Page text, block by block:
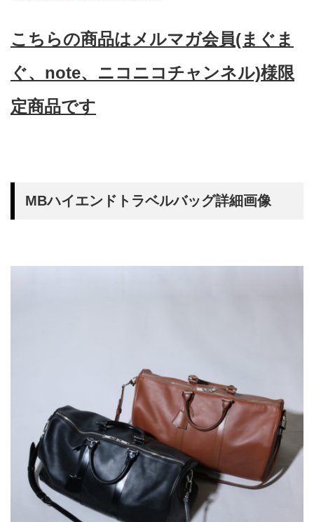
こちらの商品はメルマガ会員(まぐま
ぐ、note、ニコニコチャンネル)様限
定商品です
MBハイエンドトラベルバッグ詳細画像